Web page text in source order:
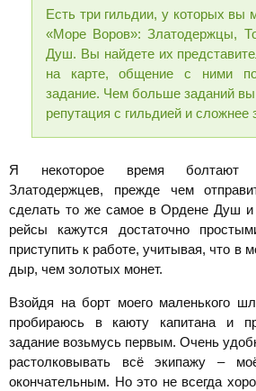
Есть три гильдии, у которых вы
«Море Воров»: Златодержцы,
Душ. Вы найдете их
на карте, общение с ними
задание. Чем больше заданий
репутация с гильдией и сложнее
Я некоторое время болтают
Златодержцев, прежде чем
сделать то же самое в Ордене Душ
рейсы кажутся достаточно
приступить к работе, учитывая, что в
дыр, чем золотых монет.
Взойдя на борт моего маленького
пробираюсь в каюту капитана и
задание возьмусь первым. Очень
растолковывать всё экипажу –
окончательным. Но это не всегда